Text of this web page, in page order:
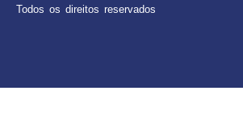
Todos os direitos reservados